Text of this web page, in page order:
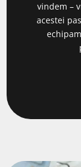
vindem –
acestei